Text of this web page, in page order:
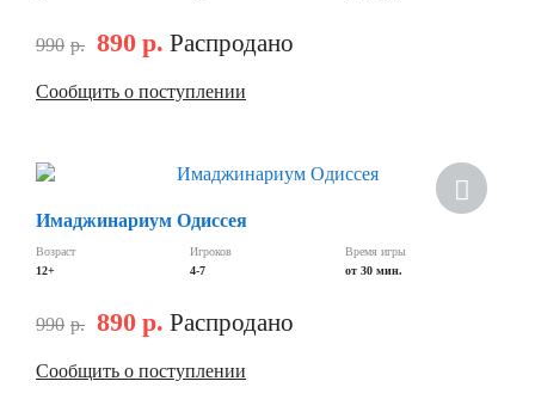
990 р. 890 р. Распродано
Сообщить о поступлении
Имаджинариум Одиссея
Возраст
12+
Игроков
4-7
Время игры
от 30 мин.
990 р. 890 р. Распродано
Сообщить о поступлении